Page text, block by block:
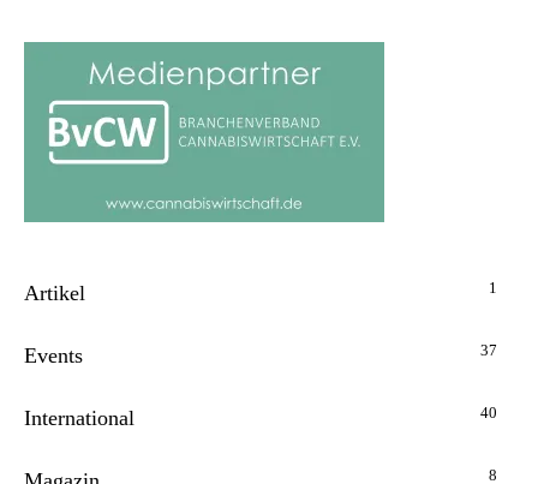
Artikel 1
Events 37
International 40
8